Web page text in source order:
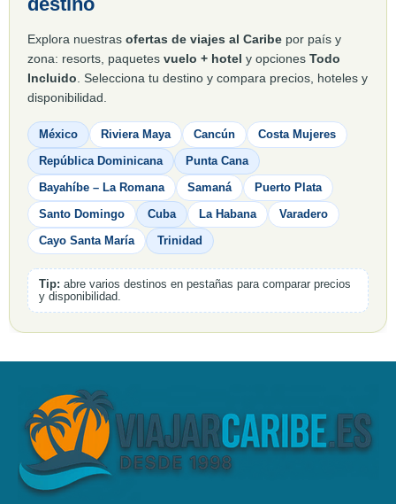
Explora nuestras ofertas de viajes al Caribe por país y
zona: resorts, paquetes vuelo + hotel y opciones Todo
Incluido. Selecciona tu destino y compara precios, hoteles y
disponibilidad.
México Riviera Maya Cancún
Costa Mujeres
República Dominicana
Punta Cana
Bayahíbe – La Romana
Samaná
Puerto Plata
Santo Domingo
Cuba La Habana
Varadero
Cayo Santa María
Trinidad
Tip: abre varios destinos en pestañas para comparar precios
y disponibilidad.